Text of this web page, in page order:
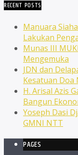
RECENT POSTS
Manuara
Lakukan
Munas III
Mengemuka
JDN dan
Kesatuan
H. Arisal Azis
Bangun
Yoseph Dasi
GMNI NTT
PAGES